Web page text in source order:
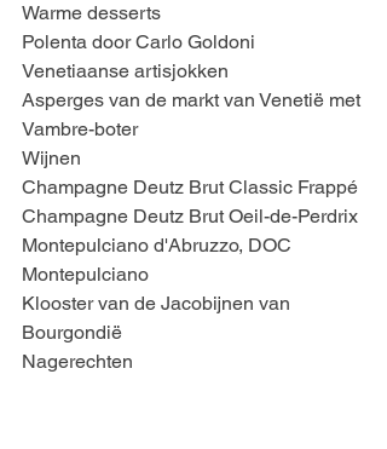
Warme desserts
Polenta door Carlo Goldoni
Venetiaanse artisjokken
Asperges van de markt van Venetië met
Vambre-boter
Wijnen
Champagne Deutz Brut Classic Frappé
Champagne Deutz Brut Oeil-de-Perdrix
Montepulciano d'Abruzzo, DOC
Montepulciano
Klooster van de Jacobijnen van
Bourgondië
Nagerechten